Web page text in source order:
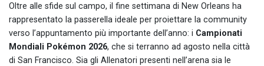
Oltre alle sfide sul campo, il fine settimana di New Orleans ha
rappresentato la passerella ideale per proiettare la community
verso l’appuntamento più importante dell’anno: i Campionati
Mondiali Pokémon 2026, che si terranno ad agosto nella città
di San Francisco. Sia gli Allenatori presenti nell’arena sia le